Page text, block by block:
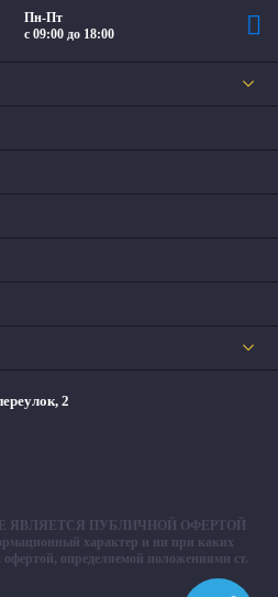
Пн-Пт
с 09:00 до 18:00
2
ЯВЛЯЕТСЯ ПУБЛИЧНОЙ ОФЕРТОЙ
характер и ни при каких
определяемой положениями ст.